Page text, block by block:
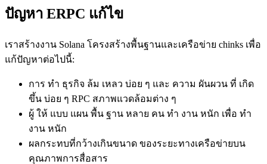
ปัญหา ERPC แก้ไข
เราสร้างงาน Solana โครงสร้างพื้นฐานและเครือข่าย chinks เพื่อ
แก้ปัญหาต่อไปนี้:
การ ทํา ธุรกิจ ล้ม เหลว บ่อย ๆ และ ความ ผันผวน ที่ เกิด
ขึ้น บ่อย ๆ RPC สภาพแวดล้อมต่าง ๆ
ผู้ ให้ แบบ แผน พื้น ฐาน หลาย คน ทํา งาน หนัก เพื่อ ทํา
งาน หนัก
ผลกระทบที่กว้างเกินขนาด ของระยะทางเครือข่ายบน
คุณภาพการสื่อสาร